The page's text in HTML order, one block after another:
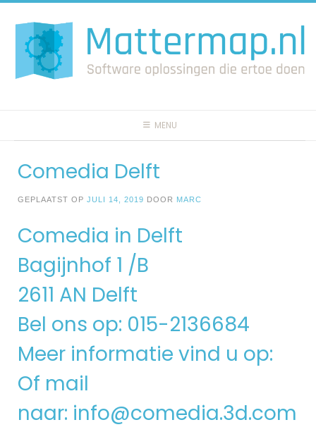
naar
inhoud
MENU
Comedia Delft
GEPLAATST OP JULI 14, 2019 DOOR MARC
Comedia in Delft
Bagijnhof 1 /B
2611 AN Delft
Bel ons op: 015-2136684
Meer informatie vind u op:
Of mail
naar: info@comedia.3d.com